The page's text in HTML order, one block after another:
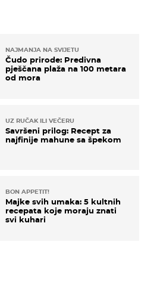
NAJMANJA NA SVIJETU
Čudo prirode: Predivna
pješčana plaža na 100 metara
od mora
UZ RUČAK ILI VEČERU
Savršeni prilog: Recept za
najfinije mahune sa špekom
BON APPETIT!
Majke svih umaka: 5 kultnih
recepata koje moraju znati
svi kuhari